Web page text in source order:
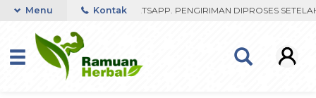
RESPON ORDER VIA WHATSAPP. PENGIRIMAN DIPROSES SETELAH
Menu Kontak